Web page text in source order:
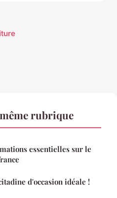
rubrique
essentielles sur le
d'occasion idéale !